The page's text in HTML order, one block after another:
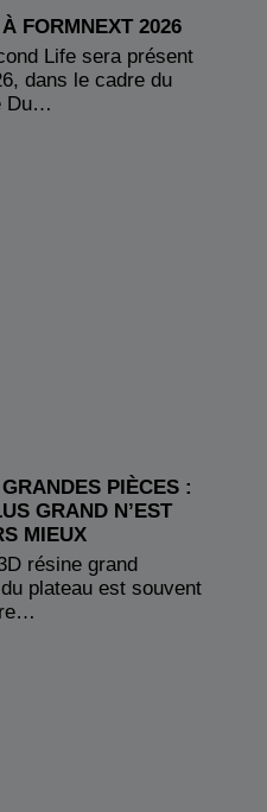
FORMNEXT 2026
Life sera présent
dans le cadre du
Du…
GRANDES PIÈCES :
GRAND N’EST
MIEUX
résine grand
plateau est souvent